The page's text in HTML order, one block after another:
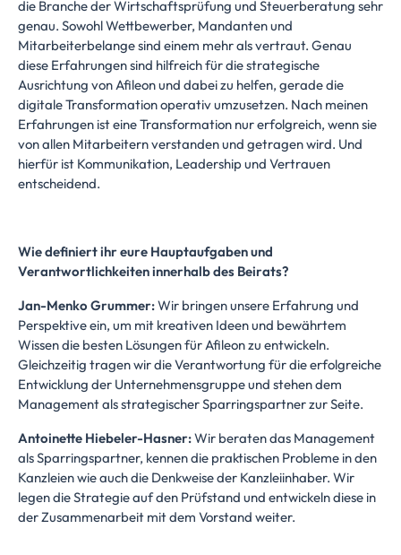
die Branche der Wirtschaftsprüfung und Steuerberatung sehr
genau. Sowohl Wettbewerber, Mandanten und
Mitarbeiterbelange sind einem mehr als vertraut. Genau
diese Erfahrungen sind hilfreich für die strategische
Ausrichtung von Afileon und dabei zu helfen, gerade die
digitale Transformation operativ umzusetzen. Nach meinen
Erfahrungen ist eine Transformation nur erfolgreich, wenn sie
von allen Mitarbeitern verstanden und getragen wird. Und
hierfür ist Kommunikation, Leadership und Vertrauen
entscheidend.
Wie definiert ihr eure Hauptaufgaben und
Verantwortlichkeiten innerhalb des Beirats?
Jan-Menko Grummer:Wir bringen unsere Erfahrung und
Perspektive ein, um mit kreativen Ideen und bewährtem
Wissen die besten Lösungen für Afileon zu entwickeln.
Gleichzeitig tragen wir die Verantwortung für die erfolgreiche
Entwicklung der Unternehmensgruppe und stehen dem
Management als strategischer Sparringspartner zur Seite.
Antoinette Hiebeler-Hasner:Wir beraten das Management
als Sparringspartner, kennen die praktischen Probleme in den
Kanzleien wie auch die Denkweise der Kanzleiinhaber. Wir
legen die Strategie auf den Prüfstand und entwickeln diese in
der Zusammenarbeit mit dem Vorstand weiter.